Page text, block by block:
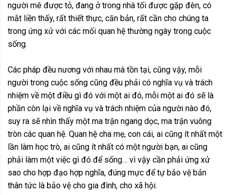
người mê được tỏ, đang ở trong nhà tối được gặp đèn, có
mắt liền thấy, rất thiết thực, căn bản, rất cần cho chúng ta
trong ứng xử với các mối quan hệ thường ngày trong cuộc
sống.
Các pháp đều nương với nhau mà tồn tại, cũng vậy, mỗi
người trong cuộc sống cũng đều phải có nghĩa vụ và trách
nhiệm về một điều gì đó với một ai đó, mỗi một ai đó sẽ là
phần còn lại về nghĩa vụ và trách nhiệm của người nào đó,
suy ra sẽ nhìn thấy một ma trận ngang dọc, ma trận vuông
tròn các quan hệ. Quan hệ cha mẹ, con cái, ai cũng ít nhất một
lần làm học trò, ai cũng ít nhất có một người bạn, ai cũng
phải làm một việc gì đó để sống… vì vậy cần phải ứng xử
sao cho hợp đạo hợp nghĩa, đúng mực để tự bảo vệ bản
thân tức là bảo vệ cho gia đình, cho xã hội.